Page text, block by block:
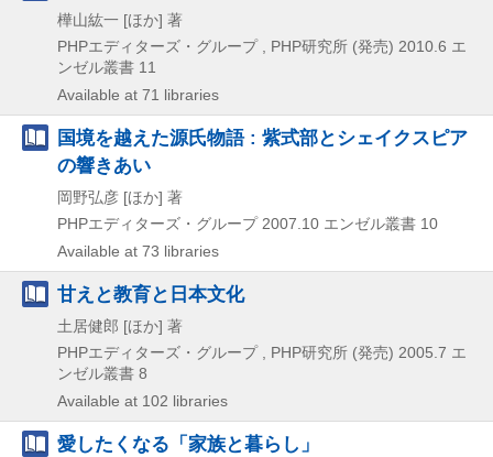
樺山紘一 [ほか] 著
PHPエディターズ・グループ , PHP研究所 (発売) 2010.6 エ
ンゼル叢書 11
Available at 71 libraries
国境を越えた源氏物語 : 紫式部とシェイクスピア
の響きあい
岡野弘彦 [ほか] 著
PHPエディターズ・グループ 2007.10 エンゼル叢書 10
Available at 73 libraries
甘えと教育と日本文化
土居健郎 [ほか] 著
PHPエディターズ・グループ , PHP研究所 (発売) 2005.7 エ
ンゼル叢書 8
Available at 102 libraries
愛したくなる「家族と暮らし」